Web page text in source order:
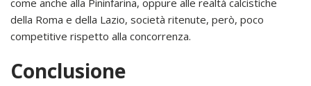
come anche alla Pininfarina, oppure alle realtà calcistiche
della Roma e della Lazio, società ritenute, però, poco
competitive rispetto alla concorrenza.
Conclusione